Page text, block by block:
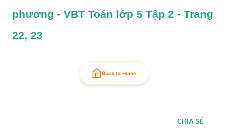
phương - VBT Toán lớp 5 Tập 2 - Trang
22, 23
Back to Home
CHIA SẺ